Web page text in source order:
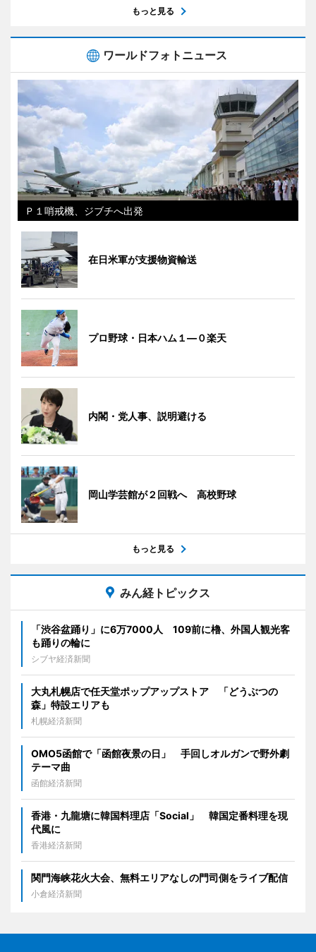
もっと見る
ワールドフォトニュース
Ｐ１哨戒機、ジブチへ出発
在日米軍が支援物資輸送
プロ野球・日本ハム１―０楽天
内閣・党人事、説明避ける
岡山学芸館が２回戦へ 高校野球
もっと見る
みん経トピックス
「渋谷盆踊り」に6万7000人 109前に櫓、外国人観光客
も踊りの輪に
シブヤ経済新聞
大丸札幌店で任天堂ポップアップストア 「どうぶつの
森」特設エリアも
札幌経済新聞
OMO5函館で「函館夜景の日」 手回しオルガンで野外劇
テーマ曲
函館経済新聞
香港・九龍塘に韓国料理店「Social」 韓国定番料理を現
代風に
香港経済新聞
関門海峡花火大会、無料エリアなしの門司側をライブ配信
小倉経済新聞